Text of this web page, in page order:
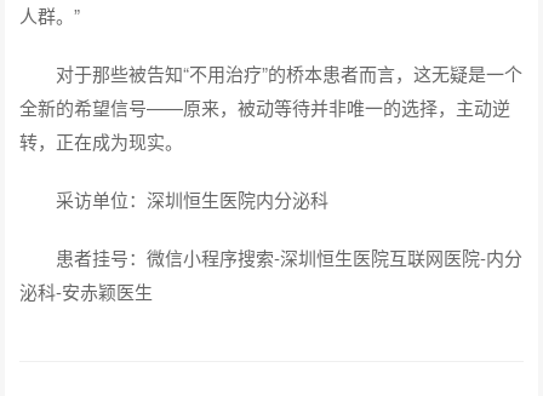
人群。”
对于那些被告知“不用治疗”的桥本患者而言，这无疑是一个
全新的希望信号——原来，被动等待并非唯一的选择，主动逆
转，正在成为现实。
采访单位：深圳恒生医院内分泌科
患者挂号：微信小程序搜索-深圳恒生医院互联网医院-内分
泌科-安赤颖医生